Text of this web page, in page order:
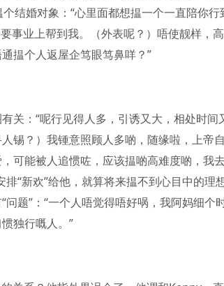
结婚对象：“心里面都想揾一个一直陪你行
事业上帮到我。（外表呢？）唔使靓样，
揾个人返屋企笃眼笃鼻咩？”
关：“呢行见得人多，引诱又大，相处时
锡？）我锺意照顾人多啲，随缘啦，上帝
可能被人追惯咗，应该揾啲高难度啲，我
“新欢”给他，就算将来揾不到心目中的理
题”：“一个人唔觉得唔好㖞，我阿妈细个
独行嘅人。”